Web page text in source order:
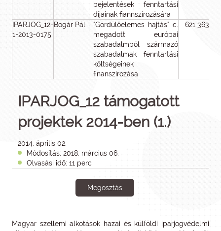
bejelentések fenntartási
díjainak fiannszírozására
IPARJOG_12-
1-2013-0175
Bogár Pál
"Gördülőelemes hajtás" c.
megadott európai
szabadalmból származó
szabadalmak fenntartási
költségeinek
finanszírozása
621 363
IPARJOG_12 támogatott
projektek 2014-ben (1.)
2014. április 02.
Módosítás: 2018. március 06.
Olvasási idő: 11 perc
Megosztás
Magyar szellemi alkotások hazai és külföldi iparjogvédelmi